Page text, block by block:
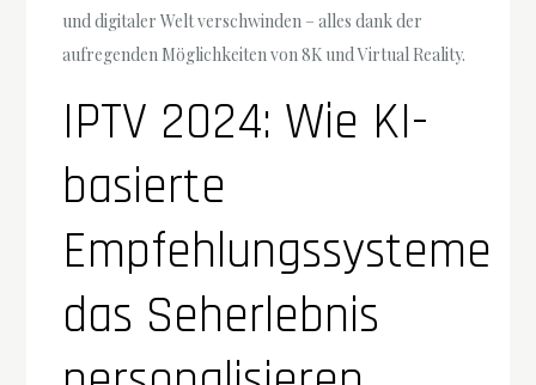
und digitaler Welt verschwinden – alles dank der
aufregenden Möglichkeiten von 8K und Virtual Reality.
IPTV 2024: Wie KI-
basierte
Empfehlungssysteme
das Seherlebnis